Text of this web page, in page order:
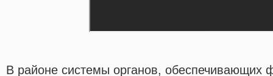
В районе системы органов, обеспечивающих